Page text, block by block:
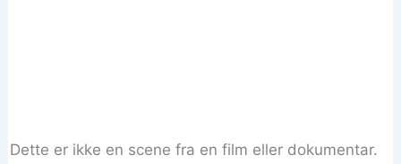
Dette er ikke en scene fra en film eller dokumentar.